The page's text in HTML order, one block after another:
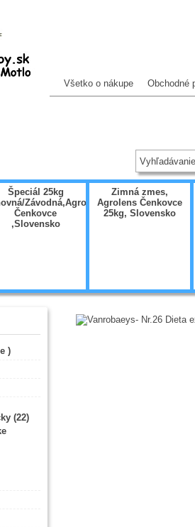
Všetko o nákupe Obchodné
Špeciál 25kg
Závodná,Agrolens
Čenkovce
,Slovensko
Zimná zmes,
Agrolens Čenkovce
25kg, Slovensko
)
(22)